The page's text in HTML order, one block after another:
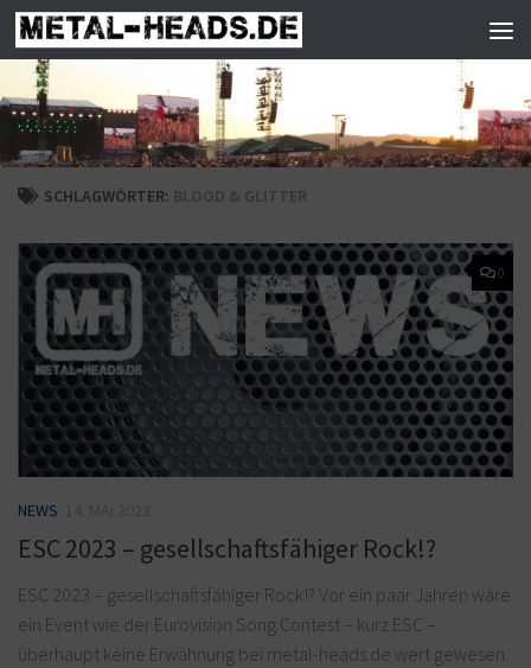
Zum Inhalt springen
SCHLAGWÖRTER: BLOOD & GLITTER
0
NEWS
ESC 2023 – gesellschaftsfähiger Rock!?
ESC 2023 – gesellschaftsfähiger Rock!? Vor ein paar Jahren wäre
ein Event wie der Eurovision Song Contest – kurz ESC –
überhaupt keine Erwähnung bei metal-heads.de wert gewesen.